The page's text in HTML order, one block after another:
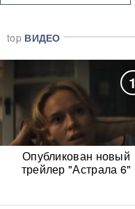
top ВИДЕО
1
Опубликован новый
трейлер "Астрала 6"